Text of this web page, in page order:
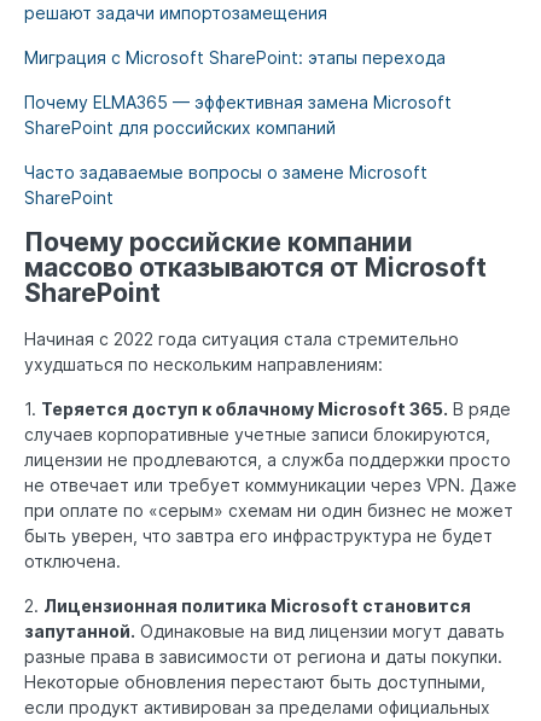
решают задачи импортозамещения
Миграция с Microsoft SharePoint: этапы перехода
Почему ELMA365 — эффективная замена Microsoft
SharePoint для российских компаний
Часто задаваемые вопросы о замене Microsoft
SharePoint
Почему российские компании
массово отказываются от Microsoft
SharePoint
Начиная с 2022 года ситуация стала стремительно
ухудшаться по нескольким направлениям:
1. Теряется доступ к облачному Microsoft 365. В ряде
случаев корпоративные учетные записи блокируются,
лицензии не продлеваются, а служба поддержки просто
не отвечает или требует коммуникации через VPN. Даже
при оплате по «серым» схемам ни один бизнес не может
быть уверен, что завтра его инфраструктура не будет
отключена.
2. Лицензионная политика Microsoft становится
запутанной. Одинаковые на вид лицензии могут давать
разные права в зависимости от региона и даты покупки.
Некоторые обновления перестают быть доступными,
если продукт активирован за пределами официальных